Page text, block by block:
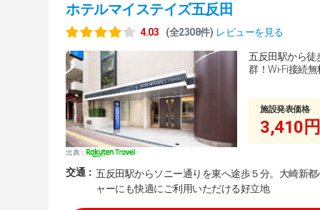
ホテルマイステイズ五反田
4.03 (全2308件) レビューを見る
出典：
五反田駅から徒
群！Wi-Fi接続
施設発表価格
3,410円
交通： 五反田駅からソニー通りを東へ途歩５分。大崎新
ャーにも快適にご利用いただける好立地